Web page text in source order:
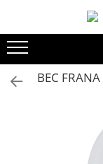
Oferta Saptamanii
Butoane Reglare
BEC